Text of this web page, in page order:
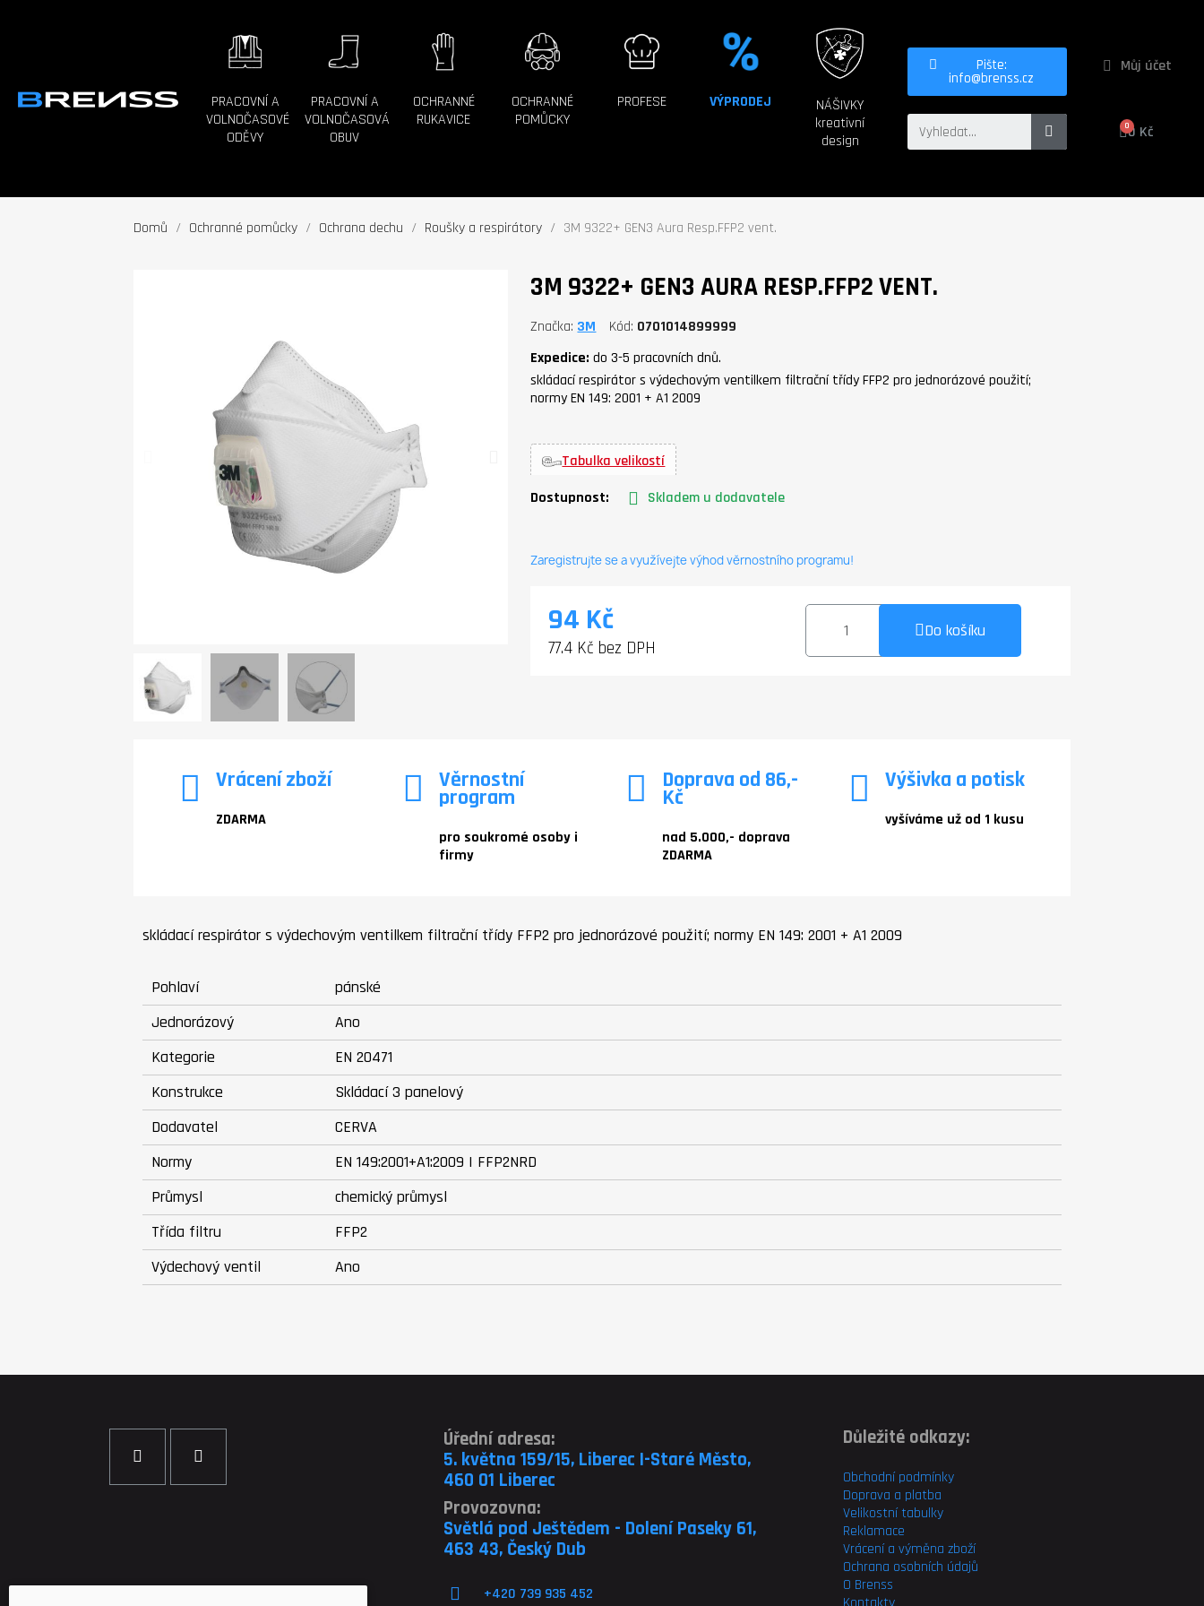
PRACOVNÍ A
VOLNOČASOVÉ
ODĚVY
PRACOVNÍ A
VOLNOČASOVÁ
OBUV
OCHRANNÉ
RUKAVICE
OCHRANNÉ
POMŮCKY
PROFESE VÝPRODEJ
NÁŠIVKY
kreativní
design
Pište:
info@brenss.cz
Můj účet
0 Kč
Domů Ochranné pomůcky Ochrana dechu Roušky a respirátory 3M 9322+ GEN3 Aura Resp.FFP2 vent.
3M 9322+ GEN3 AURA RESP.FFP2 VENT.
Značka 3M Kód 0701014899999
Expedice:do 3-5 pracovních dnů.
skládací respirátor s výdechovým ventilkem filtrační třídy FFP2 pro jednorázové použití;
normy EN 149: 2001 + A1 2009
Tabulka velikostí
Dostupnost:
Skladem u dodavatele
Zaregistrujte se a využívejte výhod věrnostního programu!
94 Kč
77.4 Kč bez DPH
Do košíku
Vrácení zboží
ZDARMA
Věrnostní
program
pro soukromé osoby i
firmy
Doprava od 86,-
Kč
nad 5.000,- doprava
ZDARMA
Výšivka a potisk
vyšíváme už od 1 kusu
skládací respirátor s výdechovým ventilkem filtrační třídy FFP2 pro jednorázové použití; normy EN 149: 2001 + A1 2009
Pohlaví
pánské
Jednorázový
Ano
Kategorie
EN 20471
Konstrukce
Skládací 3 panelový
Dodavatel
CERVA
Normy
EN 149:2001+A1:2009 | FFP2NRD
Průmysl
chemický průmysl
Třída filtru
FFP2
Výdechový ventil
Ano
Úřední adresa:
5. května 159/15, Liberec I-Staré Město,
460 01 Liberec
Provozovna:
Světlá pod Ještědem - Dolení Paseky 61,
463 43, Český Dub
+420 739 935 452
Důležité odkazy:
Obchodní podmínky
Doprava a platba
Velikostní tabulky
Reklamace
Vrácení a výměna zboží
Ochrana osobních údajů
O Brenss